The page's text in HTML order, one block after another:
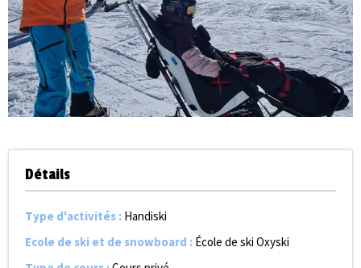
Détails
Type d'activités : Handiski
Ecole de ski et de snowboard : École de ski Oxyski